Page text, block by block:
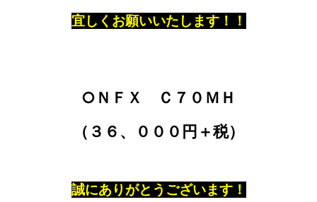
宜しくお願いいたします！！
○ＮＦＸ Ｃ７０ＭＨ
（３６、０００円＋税）
誠にありがとうございます！